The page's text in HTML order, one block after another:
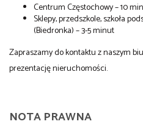
Centrum Częstochowy – 10
Sklepy, przedszkole, szkoła
(Biedronka) – 3-5 minut
Zapraszamy do kontaktu z naszym
prezentację nieruchomości.
NOTA PRAWNA